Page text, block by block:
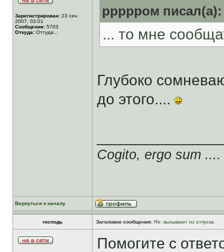
Зарегистрирован: 23 сен
2007, 03:01
Сообщения: 5703
Откуда: Оттуда...
ррррром писал(а):
... то мне
Глубоко
до этого....
Cogito, ergo sum ....
Вернуться к началу
господь Заголовок сообщения: Re: вызывают из отпуска
Помогите с